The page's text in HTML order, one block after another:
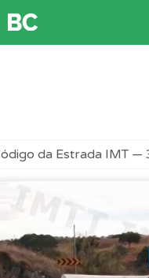
da Estrada IMT —